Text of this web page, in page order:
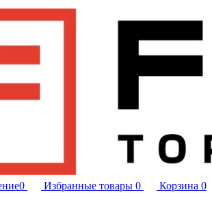
0 Избранные товары 0 Корзина 0